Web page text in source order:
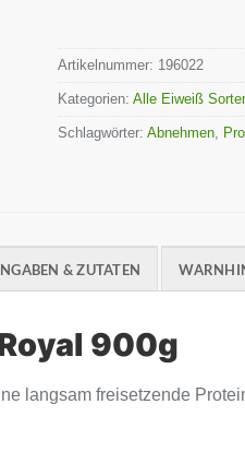
Artikelnummer: 196022
Kategorien:Alle Eiweiß
Schlagwörter:Abnehmen
& ZUTATEN
900g
langsam freisetzende